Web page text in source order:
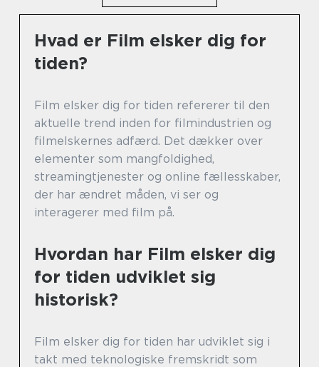
Hvad er Film elsker dig for
tiden?
Film elsker dig for tiden refererer til den
aktuelle trend inden for filmindustrien og
filmelskernes adfærd. Det dækker over
elementer som mangfoldighed,
streamingtjenester og online fællesskaber,
der har ændret måden, vi ser og
interagerer med film på.
Hvordan har Film elsker dig
for tiden udviklet sig
historisk?
Film elsker dig for tiden har udviklet sig i
takt med teknologiske fremskridt som